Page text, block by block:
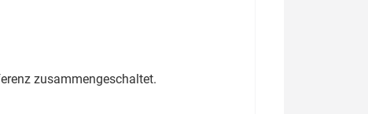
zusammengeschaltet.